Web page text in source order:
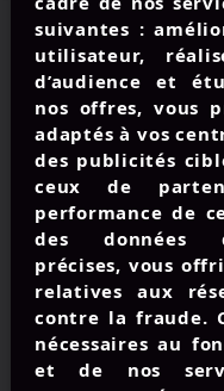
: +33 3 57 28
:
: du Lun. au Ven.
suivantes :
utilisateur,
d’audience et
nos offres, vous
adaptés à vos
des publicités
ceux de
performance de
des données
précises, vous
relatives aux
contre la fraude.
nécessaires au
et de nos